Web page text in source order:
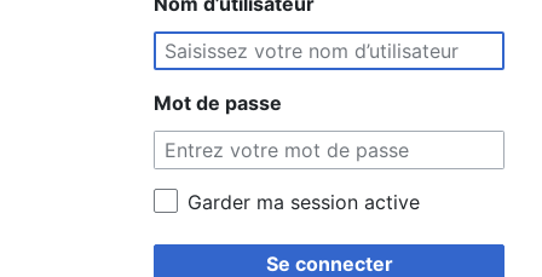
Mot de passe
Garder ma session active
Se connecter